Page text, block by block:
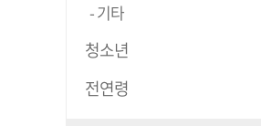
기타
청소년
전연령